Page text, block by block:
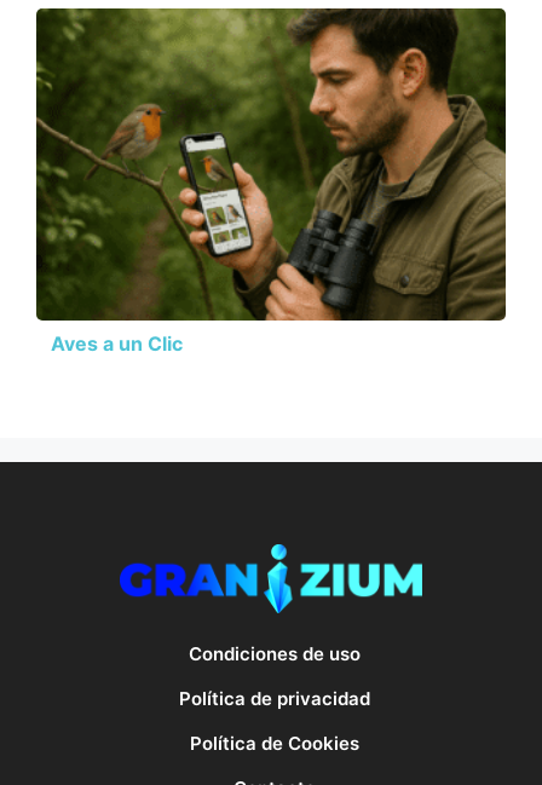
Aves a un Clic
Condiciones de uso
Política de privacidad
Política de Cookies